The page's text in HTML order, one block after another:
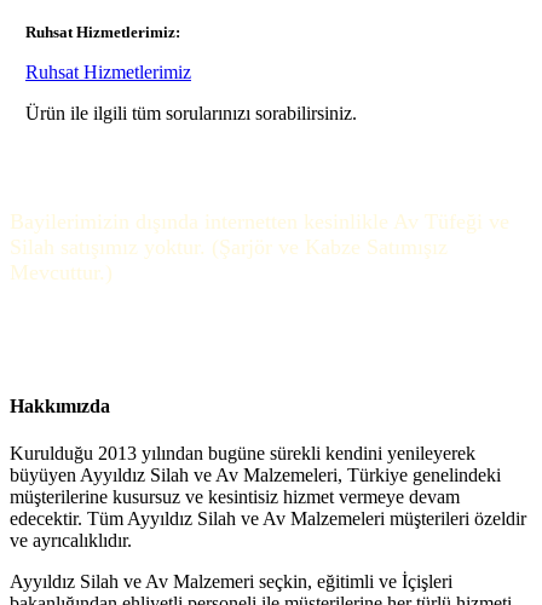
Ruhsat Hizmetlerimiz:
Ruhsat Hizmetlerimiz
Ürün ile ilgili tüm sorularınızı sorabilirsiniz.
Bayilerimizin dışında internetten kesinlikle Av Tüfeği ve
Silah satışımız yoktur. (Şarjör ve Kabze Satımışız
Mevcuttur.)
Hakkımızda
Kurulduğu 2013 yılından bugüne sürekli kendini yenileyerek
büyüyen Ayyıldız Silah ve Av Malzemeleri, Türkiye genelindeki
müşterilerine kusursuz ve kesintisiz hizmet vermeye devam
edecektir. Tüm Ayyıldız Silah ve Av Malzemeleri müşterileri özeldir
ve ayrıcalıklıdır.
Ayyıldız Silah ve Av Malzemeri seçkin, eğitimli ve İçişleri